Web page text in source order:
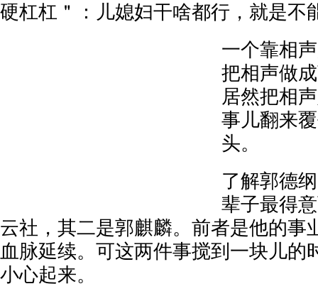
硬杠杠＂：儿媳妇干啥都行，就是不
一个靠相
把相声做
居然把相
事儿翻来
头。
了解郭德
辈子最得
云社，其二是郭麒麟。前者是他的事
血脉延续。可这两件事搅到一块儿的
小心起来。